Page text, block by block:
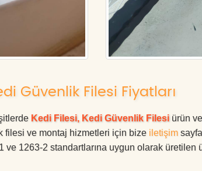
Güvenlik Filesi Fiyatları
Kedi Filesi, Kedi Güvenlik Filesi ürün
filesi ve montaj hizmetleri için bize iletişim
1263-2 standartlarına uygun olarak üretilen